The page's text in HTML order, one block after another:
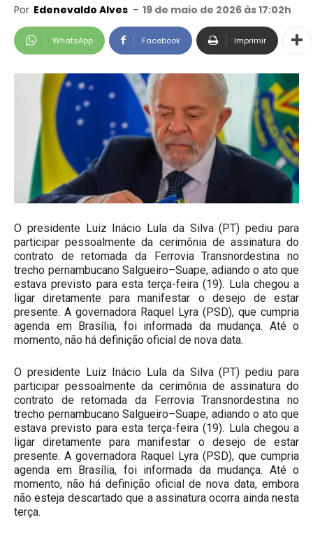
Por Edenevaldo Alves - 19 de maio de 2026 às 17:02h
WhatsApp Facebook Imprimir
O presidente Luiz Inácio Lula da Silva (PT) pediu para
participar pessoalmente da cerimônia de assinatura do
contrato de retomada da Ferrovia Transnordestina no
trecho pernambucano Salgueiro–Suape, adiando o ato que
estava previsto para esta terça-feira (19). Lula chegou a
ligar diretamente para manifestar o desejo de estar
presente. A governadora Raquel Lyra (PSD), que cumpria
agenda em Brasília, foi informada da mudança. Até o
momento, não há definição oficial de nova data.
O presidente Luiz Inácio Lula da Silva (PT) pediu para
participar pessoalmente da cerimônia de assinatura do
contrato de retomada da Ferrovia Transnordestina no
trecho pernambucano Salgueiro–Suape, adiando o ato que
estava previsto para esta terça-feira (19). Lula chegou a
ligar diretamente para manifestar o desejo de estar
presente. A governadora Raquel Lyra (PSD), que cumpria
agenda em Brasília, foi informada da mudança. Até o
momento, não há definição oficial de nova data, embora
não esteja descartado que a assinatura ocorra ainda nesta
terça.